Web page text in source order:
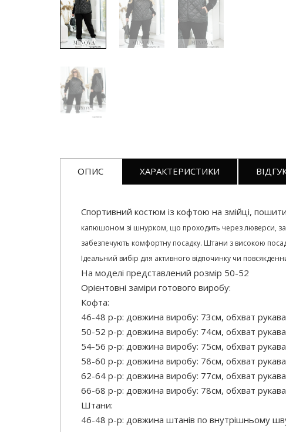
ОПИС ХАРАКТЕРИСТИКИ
Спортивний костюм із кофтою на змійці,
капюшоном зі шнурком, що проходить через люверси,
забезпечують комфортну посадку. Штани з високою
Ідеальний вибір для активного відпочинку чи
На моделі представлений розмір 50-52
Орієнтовні заміри готового виробу:
Кофта:
46-48 р-р: довжина виробу: 73см, обхват
50-52 р-р: довжина виробу: 74см, обхват
54-56 р-р: довжина виробу: 75см, обхват
58-60 р-р: довжина виробу: 76см, обхват
62-64 р-р: довжина виробу: 77см, обхват
66-68 р-р: довжина виробу: 78см, обхват
Штани:
46-48 р-р: довжина штанів по внутрішньому